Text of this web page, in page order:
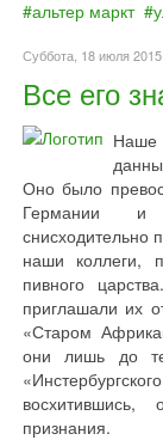
альтер маркт
Суббота, 18 июля
Все его
Оно было
Германии и
снисходительно
наши коллеги,
пивного
приглашали их
«Старом
они лишь до
признания.